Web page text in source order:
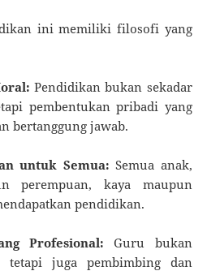
ini memiliki filosofi yang
Pendidikan bukan sekadar
pembentukan pribadi yang
bertanggung jawab.
untuk Semua: Semua anak,
perempuan, kaya maupun
pendidikan.
Profesional: Guru bukan
tetapi juga pembimbing dan